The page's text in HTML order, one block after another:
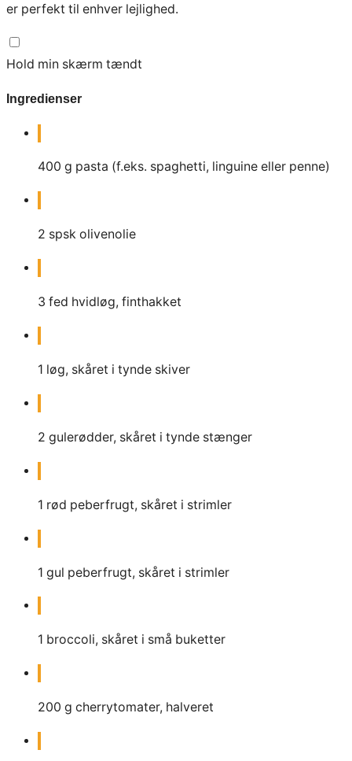
er perfekt til enhver lejlighed.
Hold min skærm tændt
Ingredienser
400 g pasta (f.eks. spaghetti, linguine eller penne)
2 spsk olivenolie
3 fed hvidløg, finthakket
1 løg, skåret i tynde skiver
2 gulerødder, skåret i tynde stænger
1 rød peberfrugt, skåret i strimler
1 gul peberfrugt, skåret i strimler
1 broccoli, skåret i små buketter
200 g cherrytomater, halveret